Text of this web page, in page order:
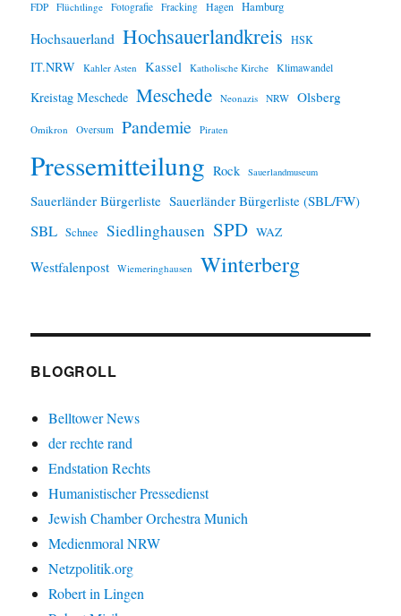
FDP Flüchtlinge Fotografie Fracking Hagen Hamburg
Hochsauerland Hochsauerlandkreis HSK
IT.NRW Kahler Asten Kassel Katholische Kirche Klimawandel
Kreistag Meschede Meschede Neonazis NRW Olsberg
Omikron Oversum Pandemie Piraten
Pressemitteilung Rock Sauerlandmuseum
Sauerländer Bürgerliste Sauerländer Bürgerliste (SBL/FW)
SBL Schnee Siedlinghausen SPD WAZ
Westfalenpost Wiemeringhausen Winterberg
BLOGROLL
Belltower News
der rechte rand
Endstation Rechts
Humanistischer Pressedienst
Jewish Chamber Orchestra Munich
Medienmoral NRW
Netzpolitik.org
Robert in Lingen